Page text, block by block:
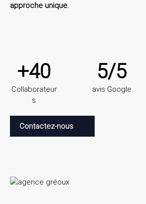
approche unique.
+40
Collaborateur
s
5/5
avis Google
Contactez-nous